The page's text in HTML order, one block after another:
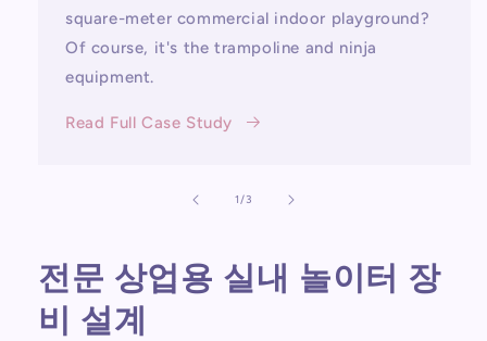
square-meter commercial indoor playground?
Of course, it's the trampoline and ninja
equipment.
Read Full Case Study
1/의3
전문 상업용 실내 놀이터 장
비 설계